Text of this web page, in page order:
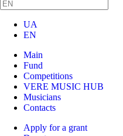
UA
EN
Main
Fund
Competitions
VERE MUSIC HUB
Musicians
Contacts
Apply for a grant